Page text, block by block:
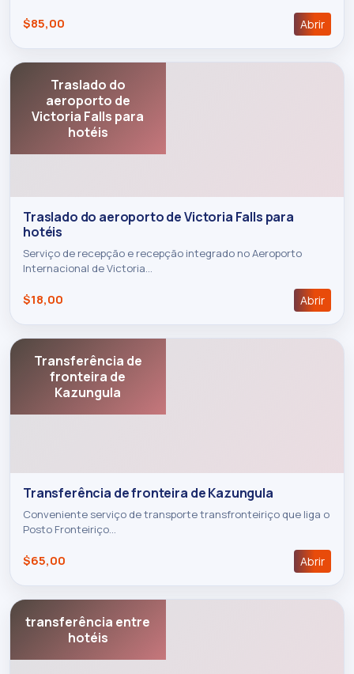
$85,00 Abrir
Traslado do
aeroporto de
Victoria Falls para
hotéis
Traslado do aeroporto de Victoria Falls para
hotéis
Serviço de recepção e recepção integrado no Aeroporto
Internacional de Victoria…
$18,00 Abrir
Transferência de
fronteira de
Kazungula
Transferência de fronteira de Kazungula
Conveniente serviço de transporte transfronteiriço que liga o
Posto Fronteiriço…
$65,00 Abrir
transferência entre
hotéis